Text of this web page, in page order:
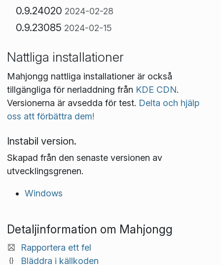
0.9.24020 2024-02-28
0.9.23085 2024-02-15
Nattliga installationer
Mahjongg nattliga installationer är också
tillgängliga för nerladdning från KDE CDN.
Versionerna är avsedda för test. Delta och hjälp
oss att förbättra dem!
Instabil version.
Skapad från den senaste versionen av
utvecklingsgrenen.
Windows
Detaljinformation om Mahjongg
Rapportera ett fel
Bläddra i källkoden